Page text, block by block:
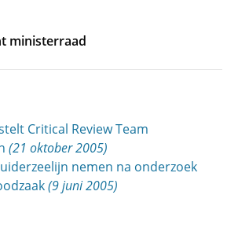
ministerraad
Critical Review Team
(21 oktober 2005)
nemen na onderzoek
(9 juni 2005)